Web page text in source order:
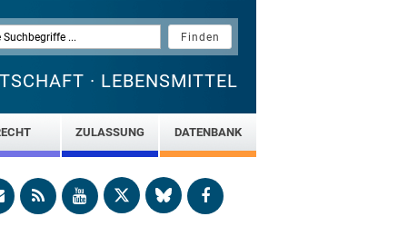
· LEBENSMITTEL
ZULASSUNG DATENBANK